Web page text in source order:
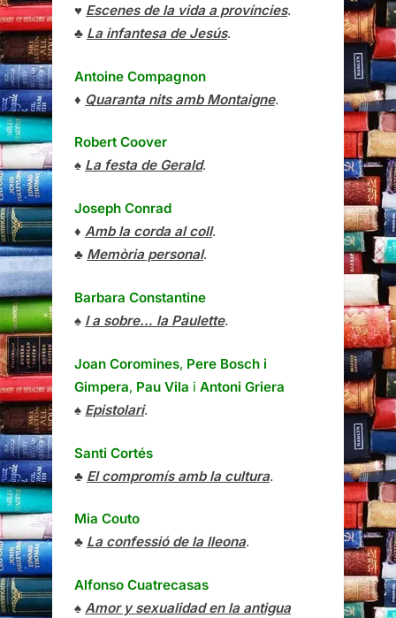
♥ Escenes de la vida a províncies.
♣ La infantesa de Jesús.
Antoine Compagnon
♦ Quaranta nits amb Montaigne.
Robert Coover
♠ La festa de Gerald.
Joseph Conrad
♦ Amb la corda al coll.
♣ Memòria personal.
Barbara Constantine
♠ I a sobre… la Paulette.
Joan Coromines, Pere Bosch i
Gimpera, Pau Vila i Antoni Griera
♠ Epistolari.
Santi Cortés
♣ El compromís amb la cultura.
Mia Couto
♣ La confessió de la lleona.
Alfonso Cuatrecasas
♠ Amor y sexualidad en la antigua